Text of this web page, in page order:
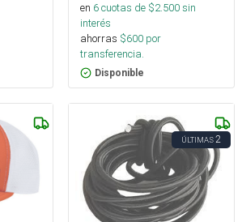
en 6cuotas de $2.500sin
interés
ahorras $600 por
transferencia.
Disponible
ÚLTIMAS2